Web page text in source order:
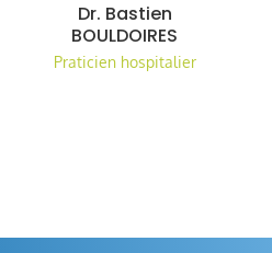
Dr. Bastien
BOULDOIRES
Praticien hospitalier